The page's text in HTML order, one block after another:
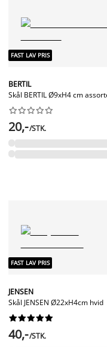
FAST LAV PRIS
BERTIL
Skål BERTIL Ø9xH4 cm






20,-/STK.
FAST LAV PRIS
JENSEN
Skål JENSEN Ø22xH4cm hvid






40,-/STK.